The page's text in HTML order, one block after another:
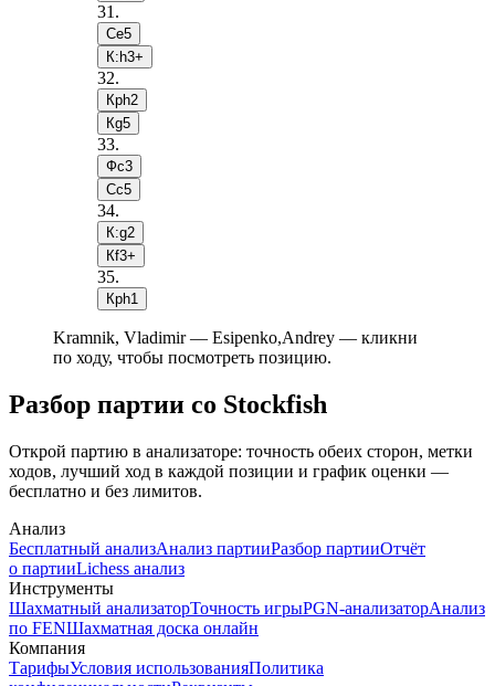
31 .
Сe5
К:h3+
32.
Крh2
Кg5
33.
Фc3
Сc5
34.
К:g2
Кf3+
35.
Крh1
Kramnik, Vladimir — Esipenko,Andrey — кликни
по ходу, чтобы посмотреть позицию.
Разбор партии со Stockfish
Открой партию в анализаторе: точность обеих сторон, метки
ходов, лучший ход в каждой позиции и график оценки —
бесплатно и без лимитов.
Анализ
Бесплатный анализАнализ партииРазбор партииОтчёт
о партииLichess анализ
Инструменты
Шахматный анализаторТочность игрыPGN-анализаторАнализ
по FENШахматная доска онлайн
Компания
ТарифыУсловия использованияПолитика